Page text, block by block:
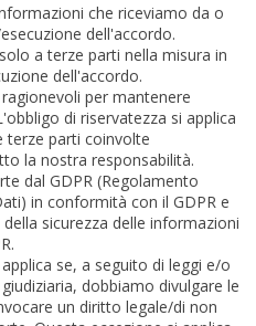
che riceviamo da o
dell'accordo.
a terze parti nella misura in
dell'accordo.
per mantenere
di riservatezza si applica
terze parti coinvolte
la nostra responsabilità.
dal GDPR (Regolamento
in conformità con il GDPR e
sicurezza delle informazioni
se, a seguito di leggi e/o
dobbiamo divulgare le
un diritto legale/di non